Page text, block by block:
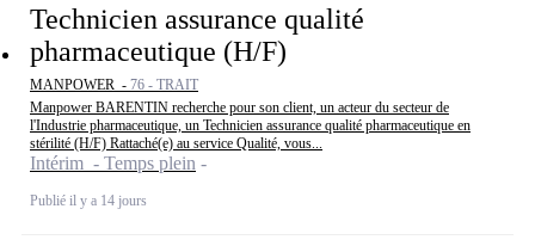
Technicien assurance qualité
pharmaceutique (H/F)
MANPOWER - 76 - TRAIT
Manpower BARENTIN recherche pour son client, un acteur du secteur de
l'Industrie pharmaceutique, un Technicien assurance qualité pharmaceutique en
stérilité (H/F) Rattaché(e) au service Qualité, vous...
Intérim - Temps plein
Publié il y a 14 jours